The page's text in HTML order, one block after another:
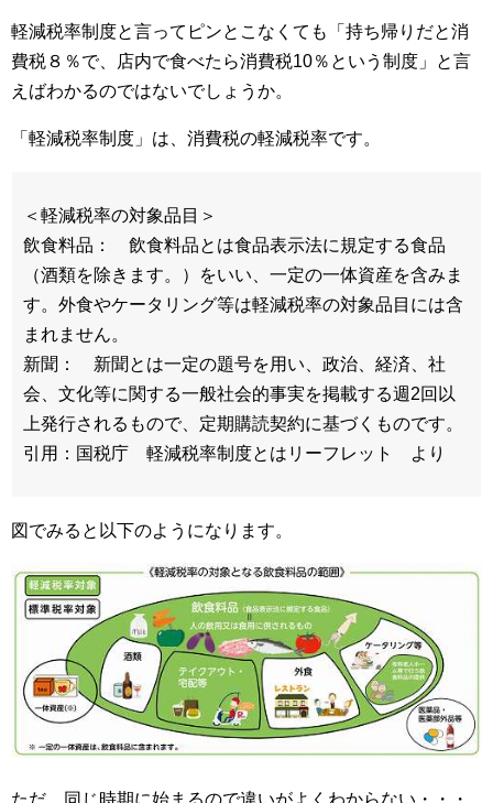
軽減税率制度と言ってピンとこなくても「持ち帰りだと消
費税８％で、店内で食べたら消費税10％という制度」と言
えばわかるのではないでしょうか。
「軽減税率制度」は、消費税の軽減税率です。
＜軽減税率の対象品目＞
飲食料品： 飲食料品とは食品表示法に規定する食品
（酒類を除きます。）をいい、一定の一体資産を含みま
す。外食やケータリング等は軽減税率の対象品目には含
まれません。
新聞： 新聞とは一定の題号を用い、政治、経済、社
会、文化等に関する一般社会的事実を掲載する週2回以
上発行されるもので、定期購読契約に基づくものです。
引用：国税庁 軽減税率制度とはリーフレット より
図でみると以下のようになります。
ただ、同じ時期に始まるので違いがよくわからない・・・